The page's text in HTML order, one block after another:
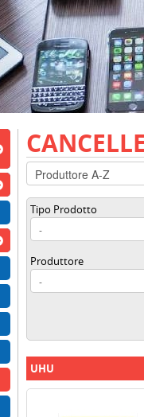
Tipo Prodotto
Produttore
UHU